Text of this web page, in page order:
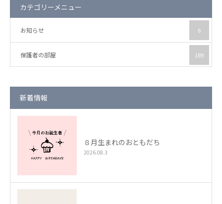
カテゴリーメニュー
お知らせ 6
保護者の部屋 189
新着情報
８月生まれのおともだち
2026.08.3